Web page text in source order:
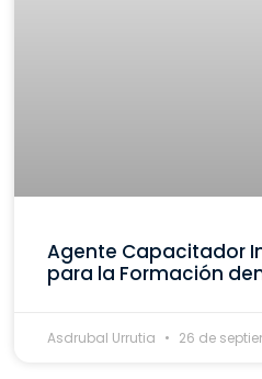
Agente Capacitador
para la Formación
Asdrubal Urrutia 26 de